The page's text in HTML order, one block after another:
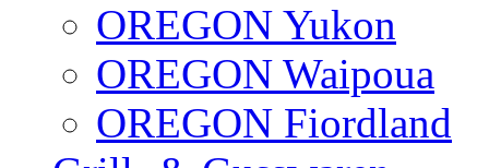
OREGON Yukon
OREGON Waipoua
OREGON Fiordland